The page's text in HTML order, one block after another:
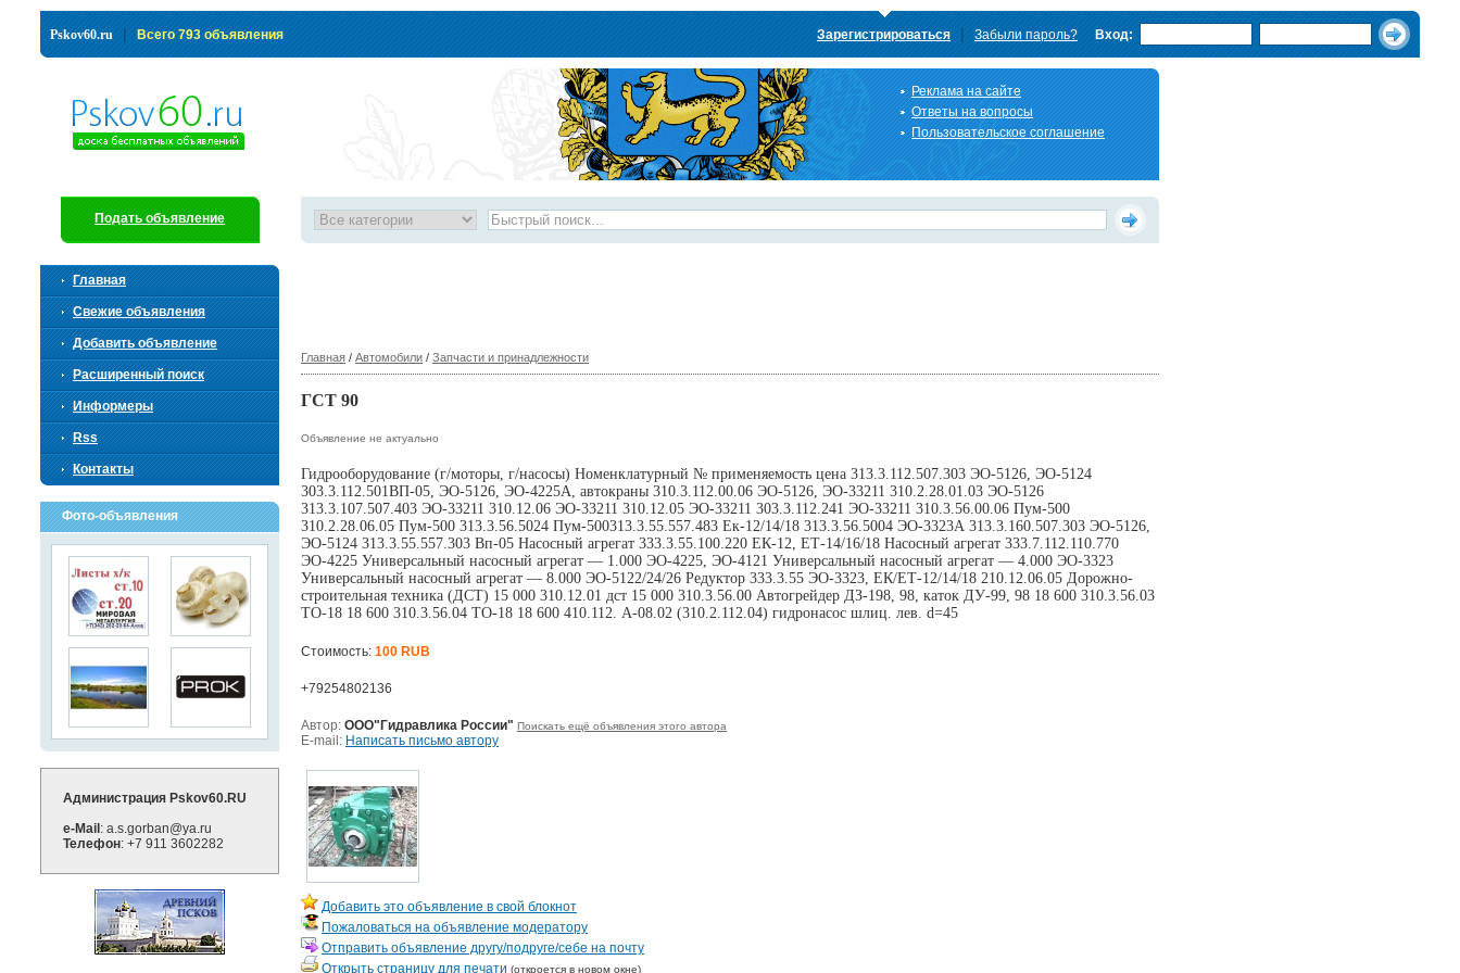
Pskov60.ru | Всего 793 объявления Зарегистрироваться | Забыли пароль? Вход:
Реклама на сайте
Ответы на вопросы
Пользовательское соглашение
Главная / Автомобили / Запчасти и принадлежности
ГСТ 90
Объявление не актуально
Гидрооборудование (г/моторы, г/насосы) Номенклатурный № применяемость цена 313.3.112.507.303 ЭО-5126, ЭО-5124
303.3.112.501ВП-05, ЭО-5126, ЭО-4225А, автокраны 310.3.112.00.06 ЭО-5126, ЭО-33211 310.2.28.01.03 ЭО-5126
313.3.107.507.403 ЭО-33211 310.12.06 ЭО-33211 310.12.05 ЭО-33211 303.3.112.241 ЭО-33211 310.3.56.00.06 Пум-500
310.2.28.06.05 Пум-500 313.3.56.5024 Пум-500313.3.55.557.483 Ек-12/14/18 313.3.56.5004 ЭО-3323А 313.3.160.507.303 ЭО-5126,
ЭО-5124 313.3.55.557.303 Вп-05 Насосный агрегат 333.3.55.100.220 ЕК-12, ЕТ-14/16/18 Насосный агрегат 333.7.112.110.770
ЭО-4225 Универсальный насосный агрегат — 1.000 ЭО-4225, ЭО-4121 Универсальный насосный агрегат — 4.000 ЭО-3323
Универсальный насосный агрегат — 8.000 ЭО-5122/24/26 Редуктор 333.3.55 ЭО-3323, ЕК/ЕТ-12/14/18 210.12.06.05 Дорожно-
строительная техника (ДСТ) 15 000 310.12.01 дст 15 000 310.3.56.00 Автогрейдер ДЗ-198, 98, каток ДУ-99, 98 18 600 310.3.56.03
ТО-18 18 600 310.3.56.04 ТО-18 18 600 410.112. А-08.02 (310.2.112.04) гидронасос шлиц. лев. d=45
Стоимость: 100 RUB
+79254802136
Автор: ООО"Гидравлика России" Поискать ещё объявления этого автора
E-mail: Написать письмо автору
Добавить это объявление в свой блокнот
Пожаловаться на объявление модератору
Отправить объявление другу/подруге/себе на почту
Открыть страницу для печати (откроется в новом окне)
Подать объявление
Главная
Свежие объявления
Добавить объявление
Расширенный поиск
Информеры
Rss
Контакты
Фото-объявления
Администрация Pskov60.RU
e-Mail : a.s.gorban@ya.ru
Телефон: +7 911 3602282